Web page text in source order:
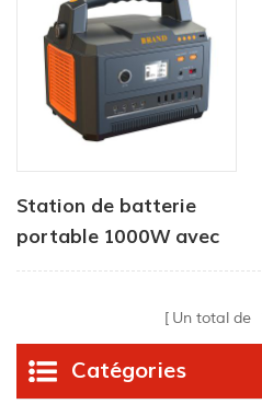
Station de batterie
portable 1000W avec
haut-parleur Bluetooth
Un total de
Catégories